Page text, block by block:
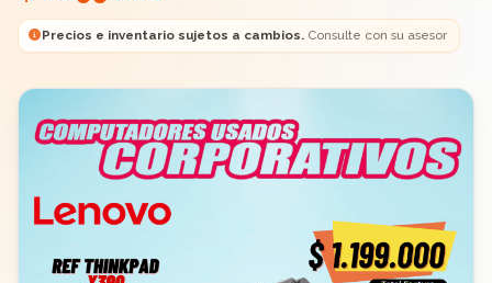
Precios e inventario sujetos a cambios.Consulte con su asesor